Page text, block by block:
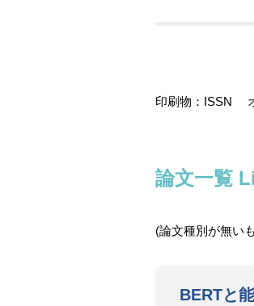
印刷物：ISSN
論文一覧
(論文種別が無い
BERTと